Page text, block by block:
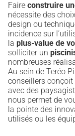
Faire construire
nécessite des
design ou
incidence sur
la plus-value de
solliciter un
nombreuses
Au sein de Teréo
conseillers
avec des
nous permet de
la pointe des
utilisés ou les